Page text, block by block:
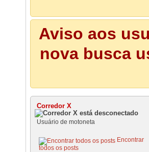
Aviso aos
nova busca
Corredor X
Usuário de motoneta
Encontrar
todos os posts